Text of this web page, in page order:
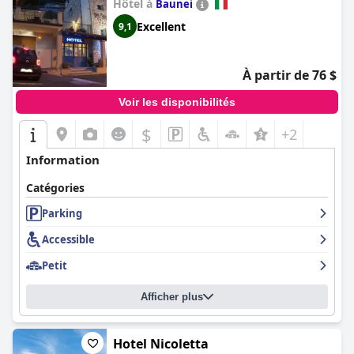
Hôtel à Baunei
9,1 Excellent
À partir de 76 $
Voir les disponibilités
$ +2
Information
Catégories
Parking
Accessible
Petit
Afficher plus
Hotel Nicoletta